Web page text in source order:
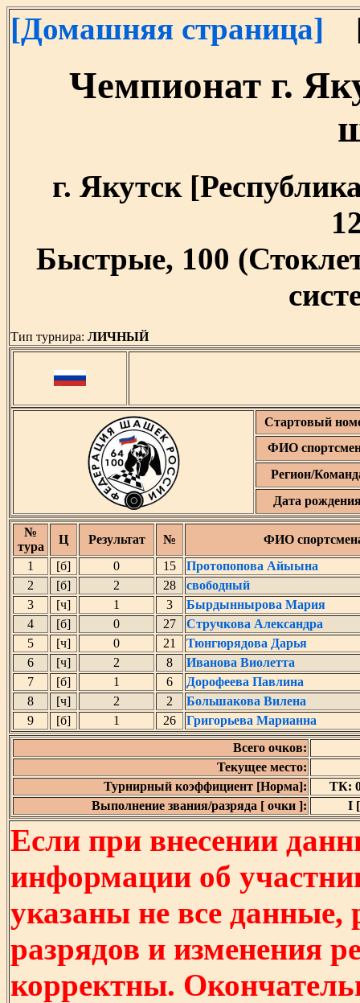
[Домашняя страница]
Чемпионат г.
г. Якутск
Быстрые, 100
Тип турнира: ЛИЧНЫЙ
Стартовый
ФИО
Регион/
Дата
№
тура
Ц Результат №
ФИО
1
[б] 0 15
Протопопова Айыына
2
[б] 2 28
свободный
3
[ч] 1 3
Бырдыннырова Мария
4
[б] 0 27
Стручкова Александра
5
[ч] 0 21
Тюнгюрядова Дарья
6
[ч] 2 8
Иванова Виолетта
7
[б] 1 6
Дорофеева Павлина
8
[ч] 2 2
Большакова Вилена
9
[б] 1 26
Григорьева Марианна
Всего очков:
Текущее место:
Турнирный коэффициент [Норма]:
ТК:
Выполнение звания/разряда [ очки ]:
I
Если при внесении
информации об
указаны не все
разрядов и изменения
корректны.